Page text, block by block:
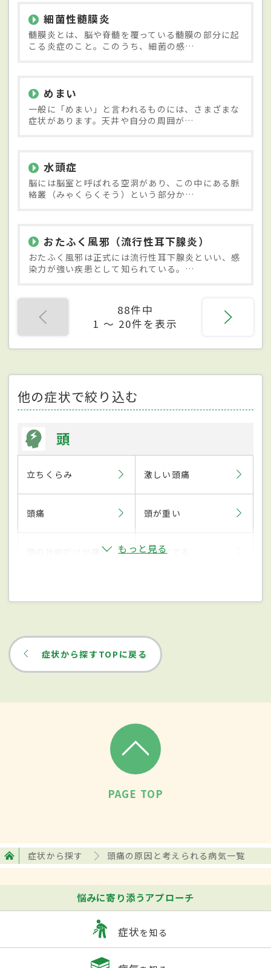
細菌性髄膜炎
髄膜炎とは、脳や脊髄を覆っている髄膜の部分に起
こる炎症のこと。このうち、細菌の感…
めまい
一般に「めまい」と言われるものには、さまざまな
症状があります。天井や自分の周囲が…
水頭症
脳には脳室と呼ばれる空洞があり、この中にある脈
絡叢（みゃくらくそう）という部分か…
おたふく風邪（流行性耳下腺炎）
おたふく風邪は正式には流行性耳下腺炎といい、感
染力が強い疾患として知られている。…
88件中
1 〜 20件を表示
他の症状で絞り込む
頭
立ちくらみ 激しい頭痛
頭痛 頭が重い
頭の片側だけが痛い 高熱がでる
もっと見る
症状から探すTOPに戻る
PAGE TOP
症状から探す 頭痛の原因と考えられる病気一覧
悩みに寄り添うアプローチ
症状を知る